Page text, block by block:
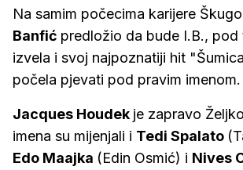
Na samim počecima karijere
Banfić predložio da bude I.B., pod
izvela i svoj najpoznatiji hit
počela pjevati pod pravim imenom.
Jacques Houdek je zapravo
imena su mijenjali i Tedi Spalato
Edo Maajka (Edin Osmić) i Nives